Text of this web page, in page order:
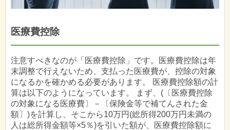
医療費控除
注意すべきなのが「医療費控除」です。医療費控除は年
末調整で行えないため、支払った医療費が、控除の対象
になるかを確かめる必要があります。 医療費控除額の計
算は以下のようになっています。 まず、(〔医療費控除
の対象になる医療費〕－〔保険金等で補てんされた金
額〕)を計算し、そこから10万円(総所得200万円未満の
人は総所得金額等×5％)を引いた額が、医療費控除額に